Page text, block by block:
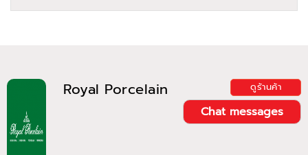
Royal Porcelain ดูร้านค้า
Chat messages